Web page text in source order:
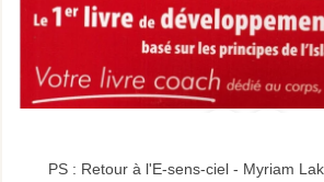
PS : Retour à l'E-sens-ciel - Myriam